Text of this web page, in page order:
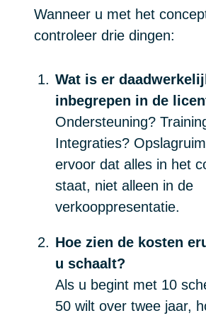
Wanneer u met het
controleer drie dingen:
Wat is er
inbegrepen in de
Ondersteuning?
Integraties?
ervoor dat alles in het
staat, niet alleen in de
verkooppresentatie.
Hoe zien de kosten
u schaalt?
Als u begint met 10
50 wilt over twee jaar,